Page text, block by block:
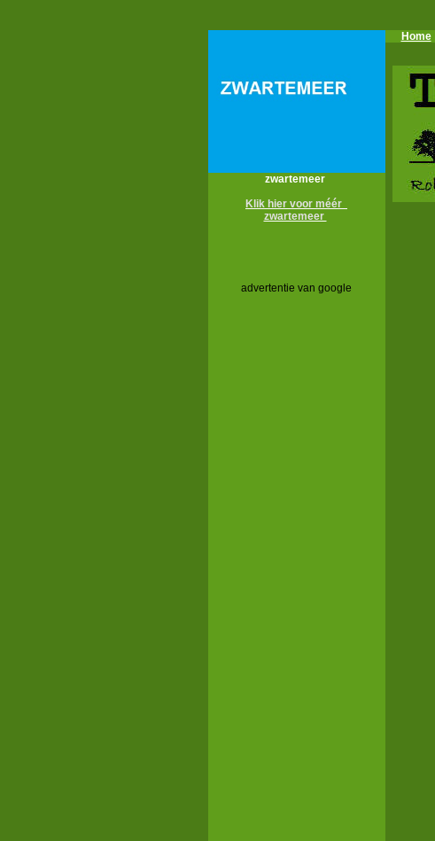
zwartemeer
Klik hier voor méér
zwartemeer
advertentie van google
Home